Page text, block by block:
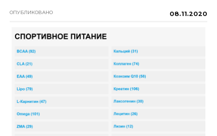
ОПУБЛИКОВАНО 08.11.2020